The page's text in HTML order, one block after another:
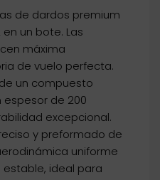
de dardos premium
un bote. Las
máxima
de vuelo perfecta.
un compuesto
espesor de 200
excepcional.
y preformado de
uniforme
ideal para